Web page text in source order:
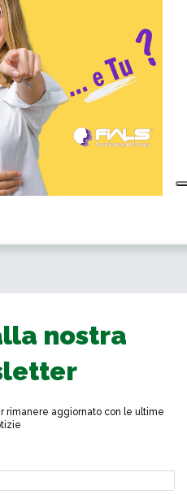
nostra
rimanere aggiornato con le ultime